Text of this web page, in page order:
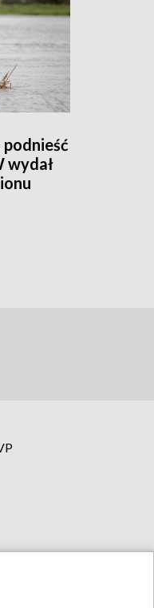
podnieść
wydał